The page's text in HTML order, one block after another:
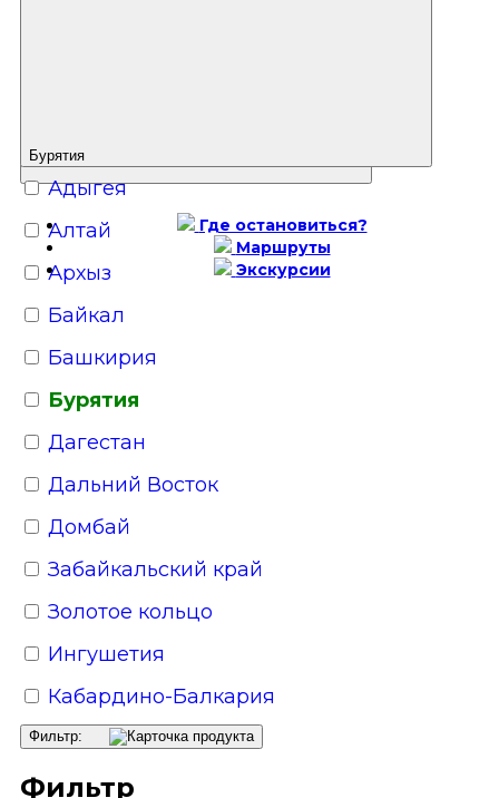
Где остановиться?
Маршруты
Экскурсии
Бурятия
Адыгея
Алтай
Архыз
Байкал
Башкирия
Бурятия
Дагестан
Дальний Восток
Домбай
Забайкальский край
Золотое кольцо
Ингушетия
Кабардино-Балкария
Кавказские Минеральные Воды
Калинин­град­ская область
Фильтр:
Фильтр